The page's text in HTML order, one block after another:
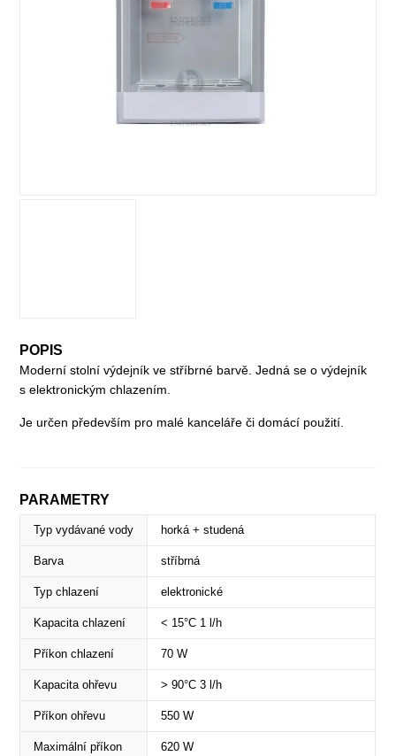
POPIS
Moderní stolní výdejník ve stříbrné barvě. Jedná se o výdejník
s elektronickým chlazením.
Je určen především pro malé kanceláře či domácí použití.
PARAMETRY
Typ vydávané vody horká + studená
Barva stříbrná
Typ chlazení elektronické
Kapacita chlazení < 15°C 1 l/h
Příkon chlazení 70 W
Kapacita ohřevu > 90°C 3 l/h
Příkon ohřevu 550 W
Maximální příkon 620 W